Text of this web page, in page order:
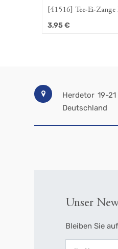
[41516] Tee-Ei-Zange
cm, Ø 4,5 cm
3,95€
Herdetor 19-21
Deutschland
Unser
Bleiben Sie